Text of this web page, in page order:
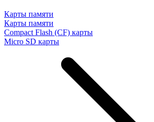
Карты памяти
Карты памяти
Compact Flash (CF) карты
Micro SD карты